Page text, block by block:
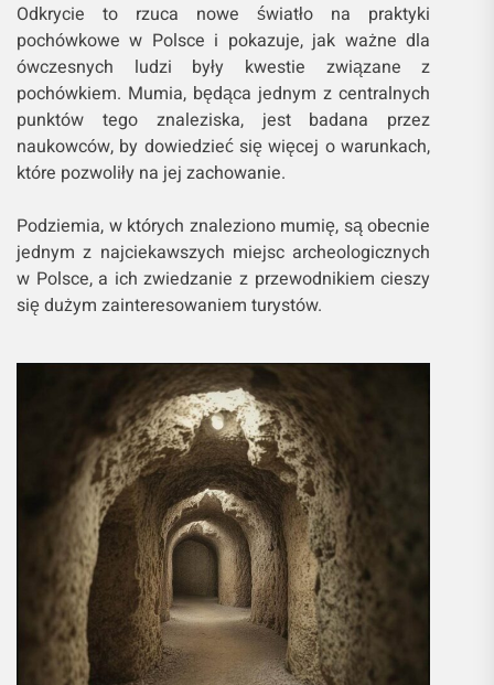
Odkrycie to rzuca nowe światło na praktyki
pochówkowe w Polsce i pokazuje, jak ważne dla
ówczesnych ludzi były kwestie związane z
pochówkiem. Mumia, będąca jednym z centralnych
punktów tego znaleziska, jest badana przez
naukowców, by dowiedzieć się więcej o warunkach,
które pozwoliły na jej zachowanie.
Podziemia, w których znaleziono mumię, są obecnie
jednym z najciekawszych miejsc archeologicznych
w Polsce, a ich zwiedzanie z przewodnikiem cieszy
się dużym zainteresowaniem turystów.